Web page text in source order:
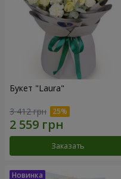
Букет "Laura"
3 412 грн
Заказать